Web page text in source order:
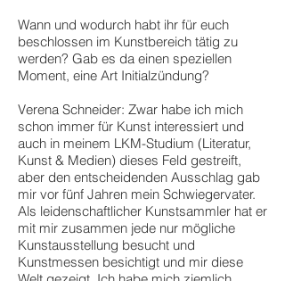
Wann und wodurch habt ihr für euch
beschlossen im Kunstbereich tätig zu
werden? Gab es da einen speziellen
Moment, eine Art Initialzündung?
Verena Schneider: Zwar habe ich mich
schon immer für Kunst interessiert und
auch in meinem LKM-Studium (Literatur,
Kunst & Medien) dieses Feld gestreift,
aber den entscheidenden Ausschlag gab
mir vor fünf Jahren mein Schwiegervater.
Als leidenschaftlicher Kunstsammler hat er
mit mir zusammen jede nur mögliche
Kunstausstellung besucht und
Kunstmessen besichtigt und mir diese